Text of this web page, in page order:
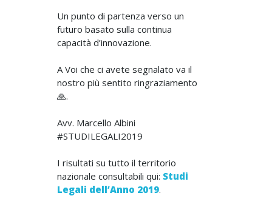
Un punto di partenza verso un
futuro basato sulla continua
capacità d’innovazione.
A Voi che ci avete segnalato va il
nostro più sentito ringraziamento
🙏.
Avv. Marcello Albini
#STUDILEGALI2019
I risultati su tutto il territorio
nazionale consultabili qui: Studi
Legali dell’Anno 2019.